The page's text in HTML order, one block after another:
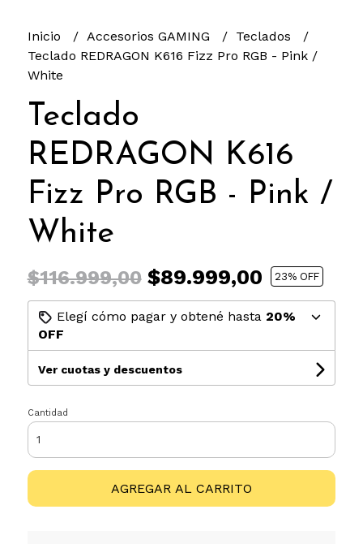
Inicio Accesorios GAMING
Teclados
Teclado REDRAGON K616 Fizz Pro RGB - Pink /
White
Teclado
REDRAGON K616
Fizz Pro RGB - Pink /
White
$116.999,00$89.999,00 23% OFF
Elegí cómo pagar y obtené hasta 20%
OFF
Ver cuotas y descuentos
Cantidad
AGREGAR AL CARRITO